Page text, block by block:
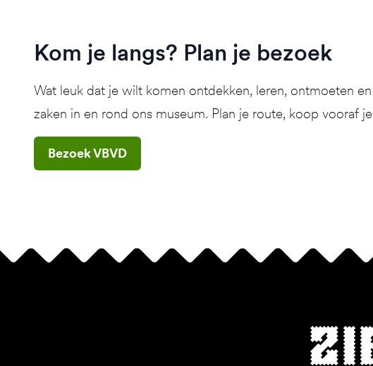
Kom je langs? Plan je bezoek
Wat leuk dat je wilt komen ontdekken, leren, ontmoeten
zaken in en rond ons museum. Plan je route, koop vooraf
Bezoek VBVD